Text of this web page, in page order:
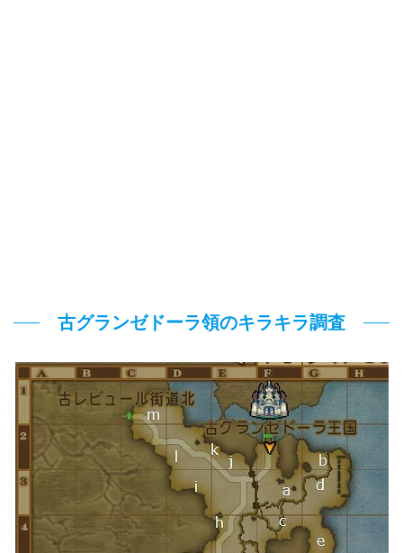
古グランゼドーラ領のキラキラ調査